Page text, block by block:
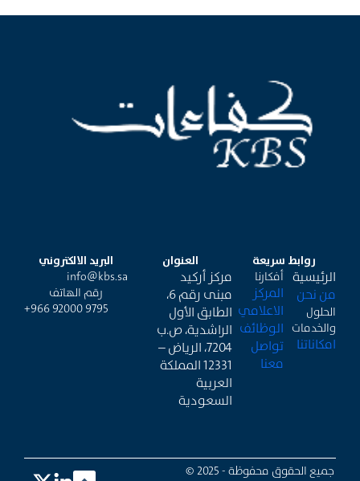
روابط سريعة
الرئيسية
من نحن
الحلول
والخدمات
امكاناتنا
أفكارنا
المركز
الاعلامي
الوظائف
تواصل
معنا
العنوان
مركز أركيد
مبنى رقم 6،
الطابق الأول
الراشدية، ص.ب
7204، الرياض –
12331 المملكة
العربية
السعودية
البريد الالكتروني
info@kbs.sa
رقم الهاتف
+966 92000 9795
جميع الحقوق محفوظة - 2025 ©